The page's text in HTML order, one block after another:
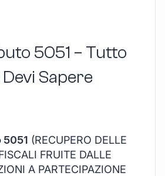
5051 – Tutto
Sapere
5051 (RECUPERO DELLE
FRUITE DALLE
A PARTECIPAZIONE